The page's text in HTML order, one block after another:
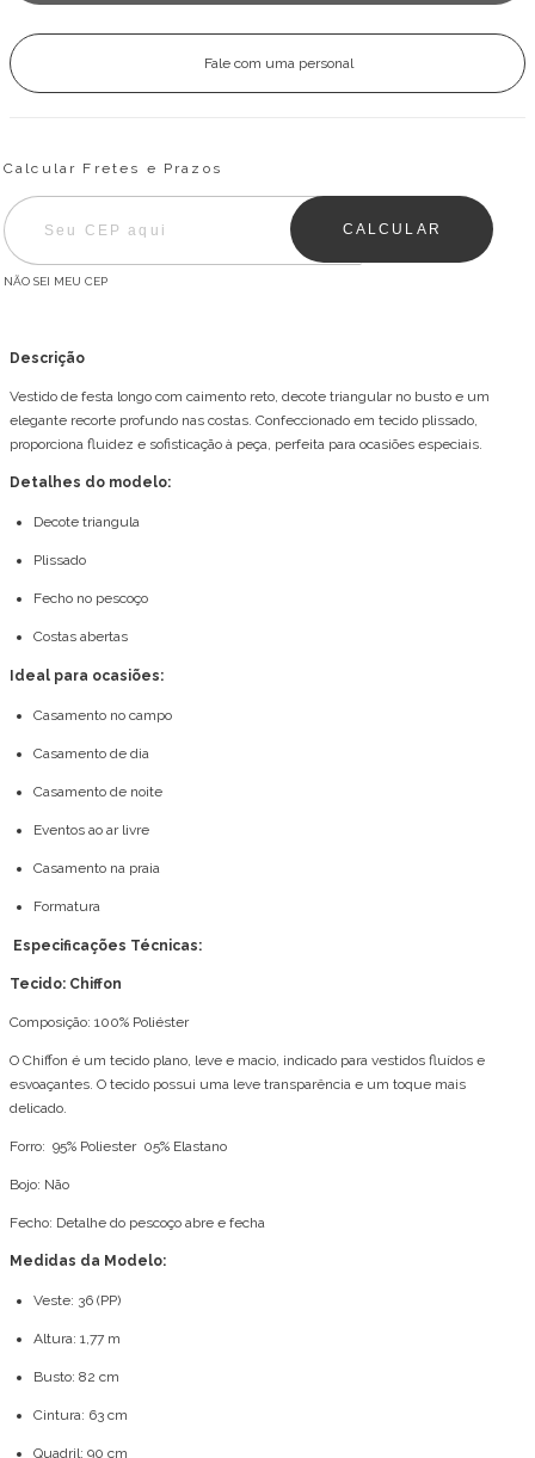
Fale com uma personal
Entregas para o CEP:
Calcular Fretes e Prazos
CALCULAR
NÃO SEI MEU CEP
Descrição
Vestido de festa longo com caimento reto, decote triangular no busto e um
elegante recorte profundo nas costas. Confeccionado em tecido plissado,
proporciona fluidez e sofisticação à peça, perfeita para ocasiões especiais.
Detalhes do modelo:
Decote triangula
Plissado
Fecho no pescoço
Costas abertas
Ideal para ocasiões:
Casamento no campo
Casamento de dia
Casamento de noite
Eventos ao ar livre
Casamento na praia
Formatura
Especificações Técnicas:
Tecido: Chiffon
Composição: 100% Poliéster
O Chiffon é um tecido plano, leve e macio, indicado para vestidos fluídos e
esvoaçantes. O tecido possui uma leve transparência e um toque mais
delicado.
Forro: 95% Poliester 05% Elastano
Bojo: Não
Fecho: Detalhe do pescoço abre e fecha
Medidas da Modelo:
Veste: 36 (PP)
Altura: 1,77 m
Busto: 82 cm
Cintura: 63 cm
Quadril: 90 cm